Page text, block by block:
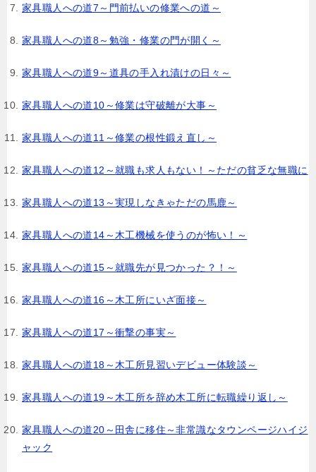
家具職人への道7～門前払いの修業への道～
家具職人への道8～勉強・修業の門が開く～
家具職人への道9～道具の手入れ漬けの日々～
家具職人への道10～修業は守破離が大事～
家具職人への道11～修業の根性鍛え直し～
家具職人への道12～就職も求人もない！～ただの貧乏な無職に
家具職人への道13～実現しなきゃただの馬鹿～
家具職人への道14～木工機械を使うのが怖い！～
家具職人への道15～就職先が見つかった？！～
家具職人への道16～木工所にいざ面接～
家具職人への道17～衝撃の事実～
家具職人への道18～木工所見習いデビュー体験談～
家具職人への道19～木工所を辞め木工所に転職繰り返し～
家具職人への道20～田舎に移住～非常識なタウンページハイジ
ャック